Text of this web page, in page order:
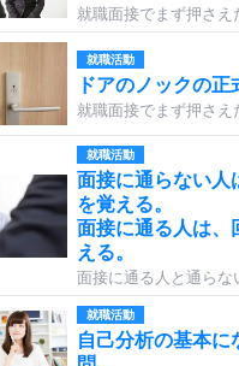
就職面接でまず押さえ
就職活動
ドアのノックの正
就職面接でまず押さえ
就職活動
面接に通らない人
を覚える。
面接に通る人は、
える。
面接に通る人と通らな
就職活動
自己分析の基本に